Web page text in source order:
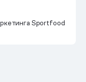
Sportfood